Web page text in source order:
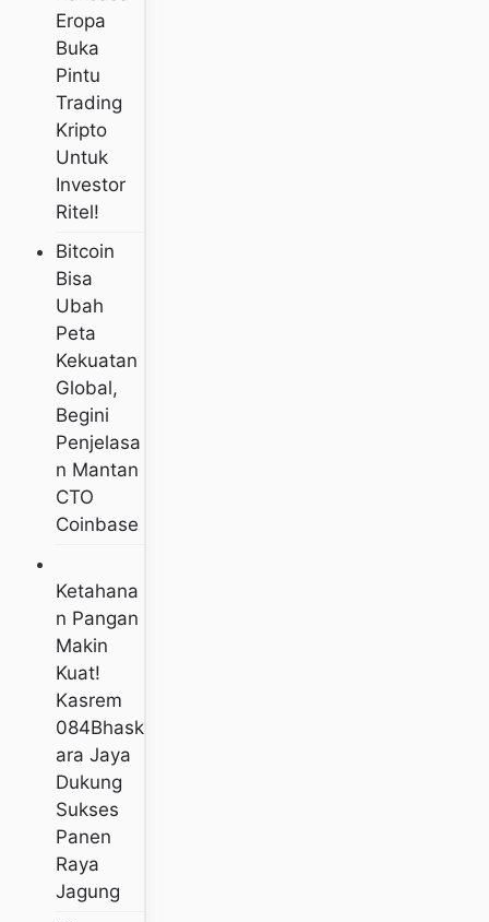
Eropa
Buka
Pintu
Trading
Kripto
Untuk
Investor
Ritel!
Bitcoin
Bisa
Ubah
Peta
Kekuatan
Global,
Begini
Penjelasa
N Mantan
CTO
Coinbase
Ketahana
N Pangan
Makin
Kuat!
Kasrem
084Bhask
Ara Jaya
Dukung
Sukses
Panen
Raya
Jagung